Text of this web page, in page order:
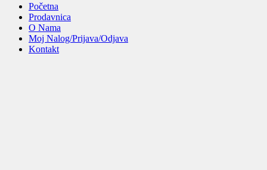
Početna
Prodavnica
O Nama
Moj Nalog/Prijava/Odjava
Kontakt